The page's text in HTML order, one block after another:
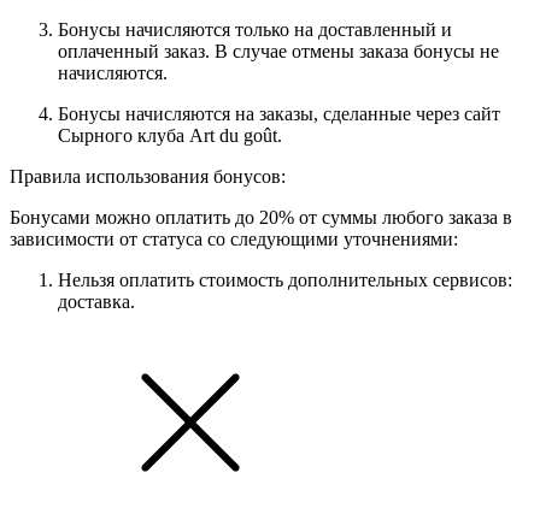
Бонусы начисляются только на доставленный и
оплаченный заказ. В случае отмены заказа бонусы не
начисляются.
Бонусы начисляются на заказы, сделанные через сайт
Сырного клуба Art du goût.
Правила использования бонусов:
Бонусами можно оплатить до 20% от суммы любого заказа в
зависимости от статуса со следующими уточнениями:
Нельзя оплатить стоимость дополнительных сервисов:
доставка.